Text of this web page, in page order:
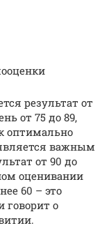
результат от
от 75 до 89,
оптимально
важным
от 90 до
оценивании
60 – это
говорит о